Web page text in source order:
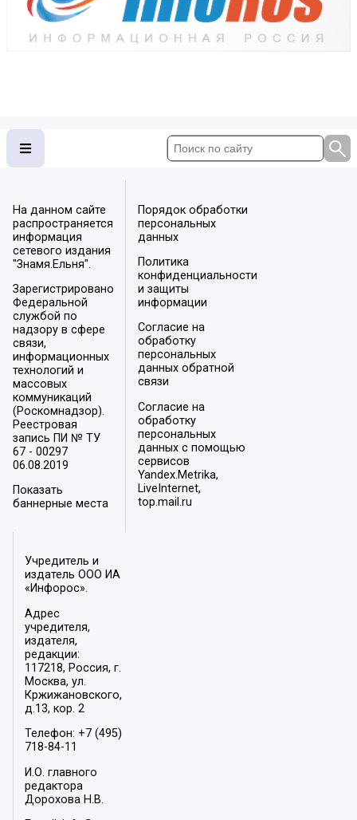
На данном сайте
распространяется
информация
сетевого издания
"Знамя.Ельня".
Зарегистрировано
Федеральной
службой по
надзору в сфере
связи,
информационных
технологий и
массовых
коммуникаций
(Роскомнадзор).
Реестровая
запись ПИ № ТУ
67 - 00297
06.08.2019
Показать
баннерные места
Порядок обработки
персональных
данных
Политика
конфиденциальности
и защиты
информации
Согласие на
обработку
персональных
данных обратной
связи
Согласие на
обработку
персональных
данных с помощью
сервисов
Yandex.Metrika,
LiveInternet,
top.mail.ru
Учредитель и
издатель ООО ИА
«Инфорос».
Адрес
учредителя,
издателя,
редакции:
117218, Россия, г.
Москва, ул.
Кржижановского,
д.13, кор. 2
Телефон: +7 (495)
718-84-11
И.О. главного
редактора
Дорохова Н.В.